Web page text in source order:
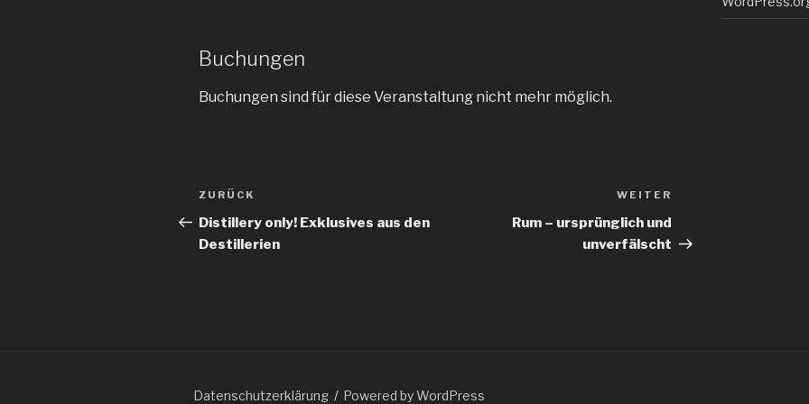
Buchungen
Buchungen sind für diese Veranstaltung nicht mehr möglich.
Beitragsnavigation
Vorheriger
Beitrag
ZURÜCK
Distillery only! Exklusives aus den
Destillerien
WEITER
Rum – ursprünglich und
unverfälscht
Datenschutzerklärung Powered by WordPress